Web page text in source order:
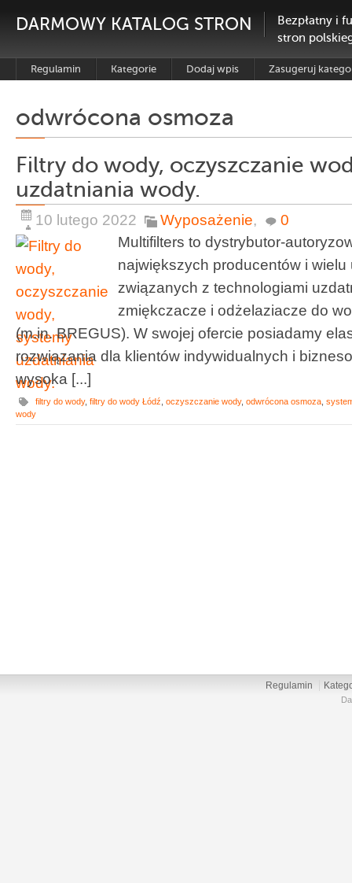
DARMOWY KATALOG STRON
Bezpłatny i
stron
Regulamin Kategorie Dodaj wpis Zasugeruj
odwrócona osmoza
Filtry do wody, oczyszczanie
uzdatniania wody.
10 lutego 2022 Wyposażenie,
0
Multifilters to dystrybutor-
największych producentów i
związanych z technologiami
zmiękczacze i odżelaziacze do
(m.in. BREGUS). W swojej ofercie posiadamy
rozwiązania dla klientów indywidualnych i
wysoka [...]
filtry do wody, filtry do wody Łódź oczyszczanie wody, odwrócona osmoza
wody
Regulamin